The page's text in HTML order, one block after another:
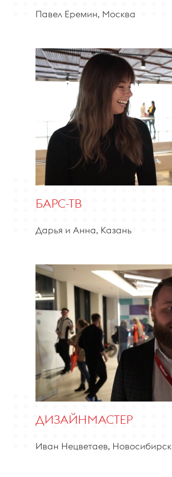
Павел Еремин, Москва
БАРС-ТВ
Дарья и Анна, Казань
ДИЗАЙНМАСТЕР
Иван Нецветаев, Новосибирск